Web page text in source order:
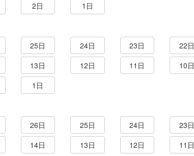
2日 1日
25日 24日 23日 22日
13日 12日 11日 10日
1日
26日 25日 24日 23日
14日 13日 12日 11日